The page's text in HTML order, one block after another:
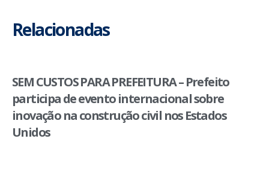
Relacionadas
SEM CUSTOS PARA PREFEITURA – Prefeito
participa de evento internacional sobre
inovação na construção civil nos Estados
Unidos